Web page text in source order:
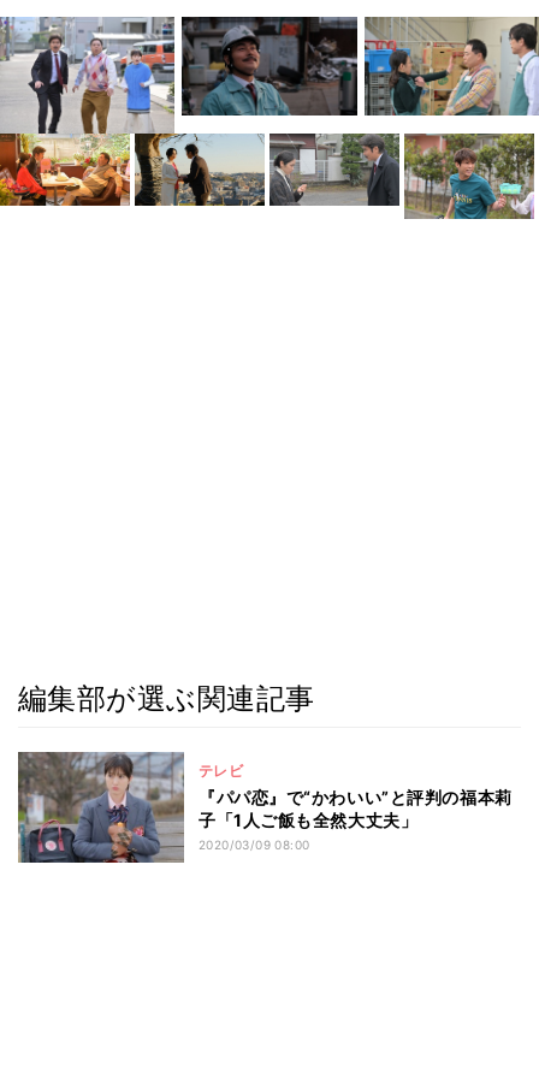
編集部が選ぶ関連記事
テレビ
『パパ恋』で“かわいい”と評判の福本莉
子「1人ご飯も全然大丈夫」
2020/03/09 08:00